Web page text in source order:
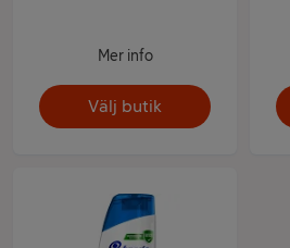
Mer info
Välj butik